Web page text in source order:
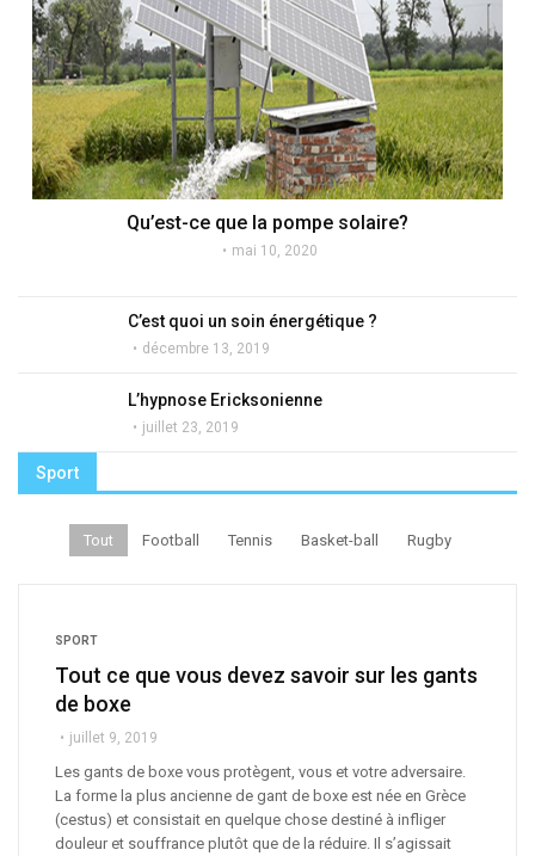
Qu’est-ce que la pompe solaire?
mai 10, 2020
C’est quoi un soin énergétique ?
décembre 13, 2019
L’hypnose Ericksonienne
juillet 23, 2019
Sport
Tout Football Tennis Basket-ball Rugby
SPORT
Tout ce que vous devez savoir sur les gants
de boxe
juillet 9, 2019
Les gants de boxe vous protègent, vous et votre adversaire.
La forme la plus ancienne de gant de boxe est née en Grèce
(cestus) et consistait en quelque chose destiné à infliger
douleur et souffrance plutôt que de la réduire. Il s’agissait